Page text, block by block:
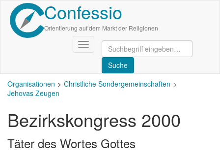
Direkt
zum
Inhalt
Confessio
Orientierung auf dem Markt der Religionen
Navigation
aktivieren/deaktivieren
Organisationen
Christliche Sondergemeinschaften
Jehovas Zeugen
Bezirkskongress 2000
Täter des Wortes Gottes